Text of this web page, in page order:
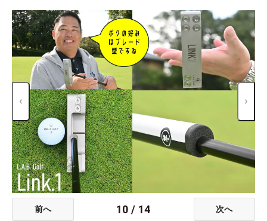
前へ 10 / 14 次へ